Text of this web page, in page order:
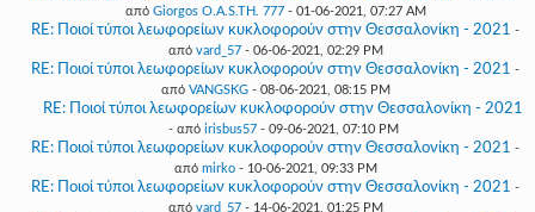
από Giorgos O.A.S.TH. 777- 01-06-2021, 07:27 AM
RE: Ποιοί τύποι λεωφορείων κυκλοφορούν στην Θεσσαλονίκη - 2021 -
από vard_57- 06-06-2021, 02:29 PM
RE: Ποιοί τύποι λεωφορείων κυκλοφορούν στην Θεσσαλονίκη - 2021 -
από VANGSKG- 08-06-2021, 08:15 PM
RE: Ποιοί τύποι λεωφορείων κυκλοφορούν στην Θεσσαλονίκη - 2021
- από irisbus57- 09-06-2021, 07:10 PM
RE: Ποιοί τύποι λεωφορείων κυκλοφορούν στην Θεσσαλονίκη - 2021 -
από mirko- 10-06-2021, 09:33 PM
RE: Ποιοί τύποι λεωφορείων κυκλοφορούν στην Θεσσαλονίκη - 2021 -
από vard_57- 14-06-2021, 01:25 PM